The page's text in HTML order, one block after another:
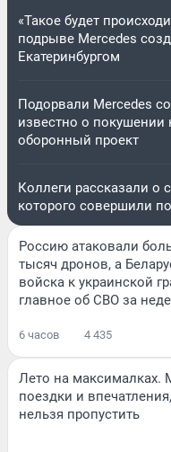
«Такое будет
подрыве Mercedes
Екатеринбургом
Подорвали Mercedes
известно о покушении
оборонный проект
Коллеги рассказали о
которого совершили
Россию атаковали
тысяч дронов, а
войска к украинской
главное об СВО за
6 часов 4 435
Лето на максималках.
поездки и
нельзя пропустить